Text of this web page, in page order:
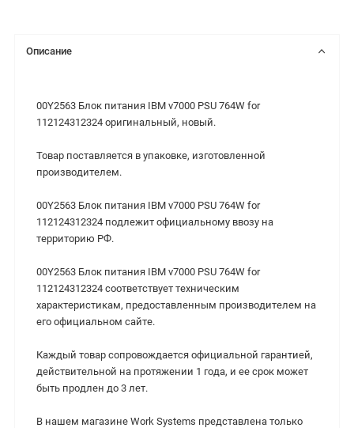
Описание
00Y2563 Блок питания IBM v7000 PSU 764W for
112124312324 оригинальный, новый.
Товар поставляется в упаковке, изготовленной
производителем.
00Y2563 Блок питания IBM v7000 PSU 764W for
112124312324 подлежит официальному ввозу на
территорию РФ.
00Y2563 Блок питания IBM v7000 PSU 764W for
112124312324 cоответствует техническим
характеристикам, предоставленным производителем на
его официальном сайте.
Каждый товар сопровождается официальной гарантией,
действительной на протяжении 1 года, и ее срок может
быть продлен до 3 лет.
В нашем магазине Work Systems представлена только